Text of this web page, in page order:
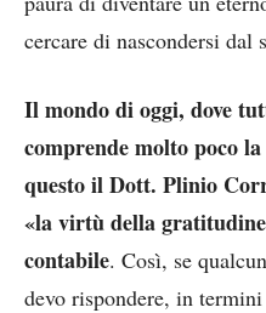
cercare di nascondersi dal
Il mondo di oggi, dove
comprende molto poco
questo il Dott. Plinio
«la virtù della
contabile. Così, se
devo rispondere, in